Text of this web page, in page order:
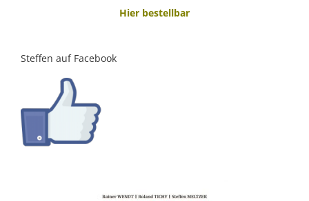
Hier bestellbar
Steffen auf Facebook